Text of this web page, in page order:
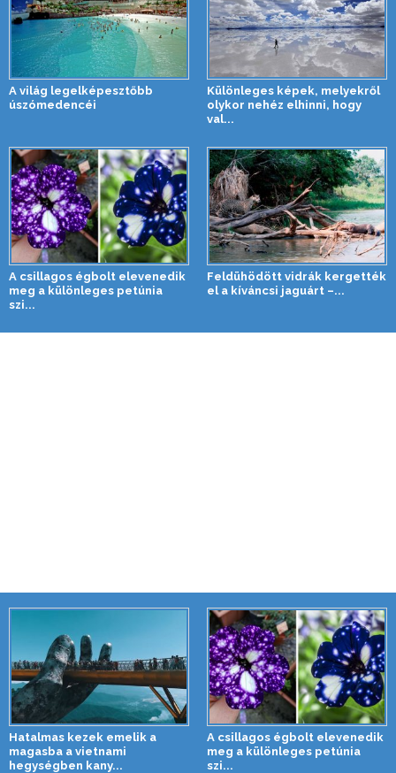
A világ legelképesztőbb
úszómedencéi
Különleges képek, melyekről
olykor nehéz elhinni, hogy
val...
A csillagos égbolt elevenedik
meg a különleges petúnia
szi...
Feldühödött vidrák kergették
el a kíváncsi jaguárt –...
Hatalmas kezek emelik a
magasba a vietnami
hegységben kany...
A csillagos égbolt elevenedik
meg a különleges petúnia
szi...